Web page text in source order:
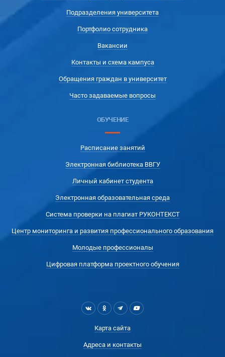
Подразделения университета
Портфолио сотрудника
Вакансии
Контакты и схема кампуса
Обращения граждан в университет
Часто задаваемые вопросы
ОБУЧЕНИЕ
Расписание занятий
Электронная библиотека ВВГУ
Личный кабинет студента
Электронная образовательная среда
Система проверки на плагиат РУКОНТЕКСТ
Центр мониторинга и развития профессионального образования
Молодые профессионалы
Цифровая платформа проектного обучения
Карта сайта
Адреса и контакты